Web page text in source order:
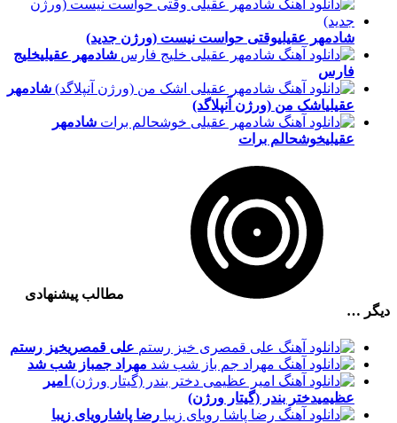
شادمهر عقیلیوقتی حواست نیست (ورژن جدید)
شادمهر عقیلیخلیج
فارس
شادمهر
عقیلیاشک من (ورژن آنپلاگد)
شادمهر
عقیلیخوشحالم برات
مطالب پیشنهادی
دیگر …
علی قمصریخیز رستم
مهراد جمباز شب شد
امیر
عظیمیدختر بندر (گیتار ورژن)
رضا پاشارویای زیبا